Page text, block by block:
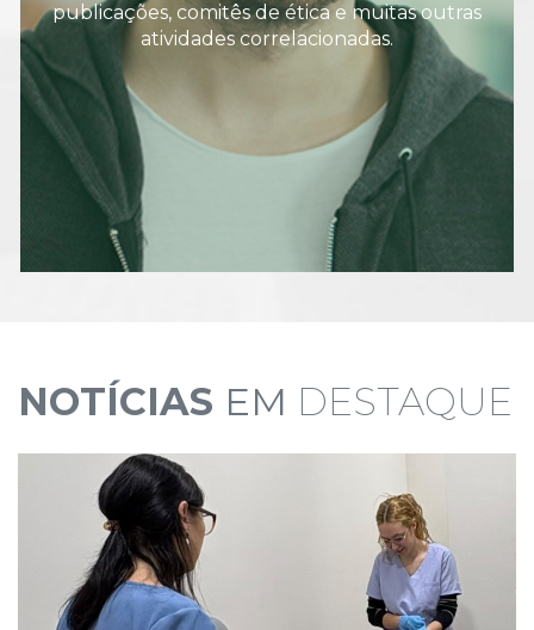
publicações, comitês de ética e muitas outras
atividades correlacionadas.
NOTÍCIAS EM DESTAQUE